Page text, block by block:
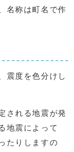
名称は町名で作
震度を色分けし
される地震が発
地震によって
たりしますの